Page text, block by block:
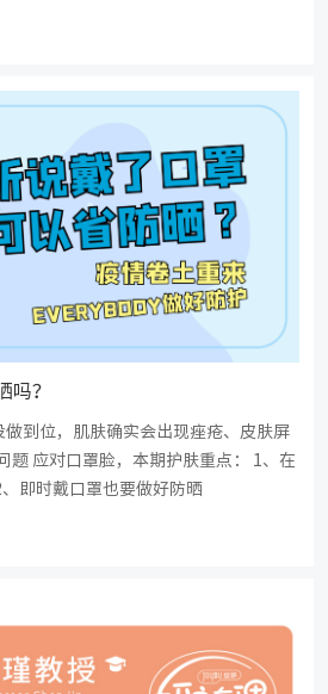
吗？
到位，肌肤确实会出现痤疮、皮肤屏
题 应对口罩脸，本期护肤重点： 1、在
即时戴口罩也要做好防晒